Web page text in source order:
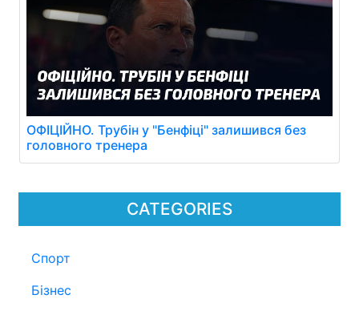
CATEGORIES
Спорт
Бізнес
ОФІЦІЙНО. Трубін у "Бенфіці" залишився без
головного тренера